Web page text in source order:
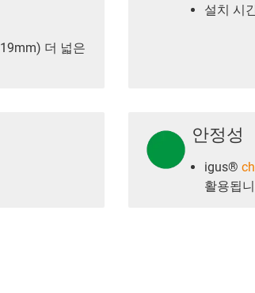
더 넓은
설치 시
안정성
igus®
활용됩